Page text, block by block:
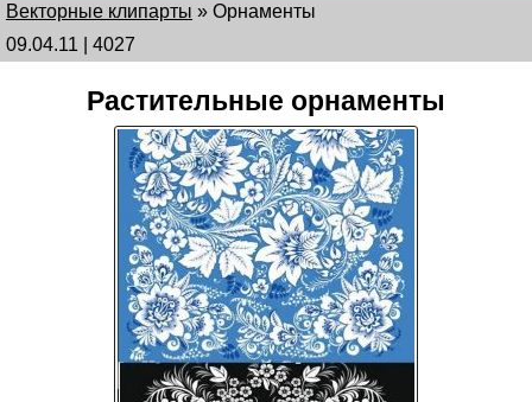
Векторные клипарты » Орнаменты
09.04.11 | 4027
Растительные орнаменты